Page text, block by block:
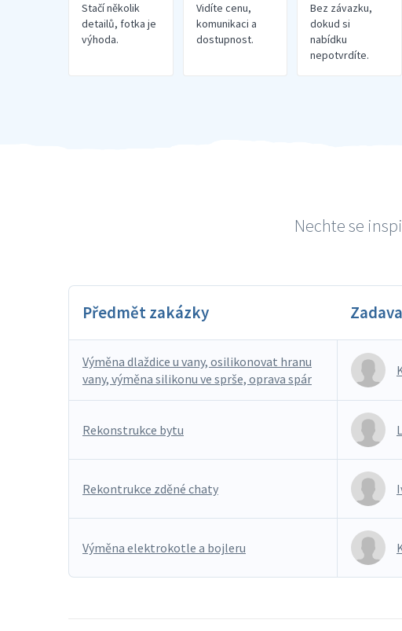
Stačí několik
detailů, fotka je
výhoda.
Vidíte cenu,
komunikaci a
dostupnost.
Bez závazku,
dokud si
nabídku
nepotvrdíte.
Nechte se
Předmět zakázky
Výměna dlaždice u vany, osilikonovat hranu
vany, výměna silikonu ve sprše, oprava spár
Rekonstrukce bytu
Rekontrukce zděné chaty
Výměna elektrokotle a bojleru